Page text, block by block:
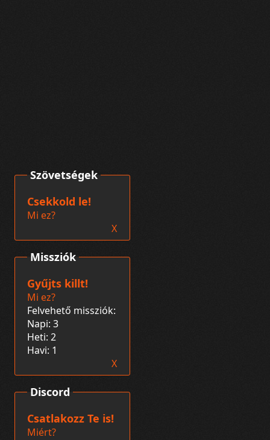
Discord
Csatlakozz Te is!
Miért?
Missziók
Gyűjts killt!
Mi ez?
Felvehető missziók:
Napi: 3
Heti: 2
Havi: 1
X
Szövetségek
Csekkold le!
Mi ez?
X